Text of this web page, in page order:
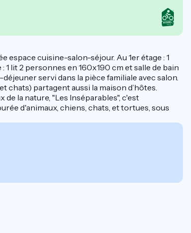
cuisine-salon-séjour. Au 1er étage : 1
1 lit 2 personnes en 160x190 cm et salle de bain
servi dans la pièce familiale avec salon.
partagent aussi la maison d’hôtes.
la nature, "Les Inséparables", c'est
d'animaux, chiens, chats, et tortues, sous